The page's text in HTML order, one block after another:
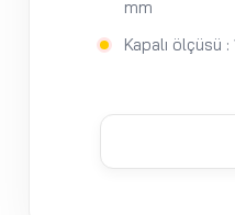
mm
Kapalı ölçüsü